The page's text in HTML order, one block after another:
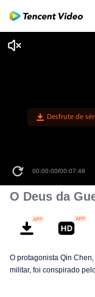
Desfrute de
00:00:00/00:07:48
O Deus da
O protagonista Qin
militar, foi conspirado